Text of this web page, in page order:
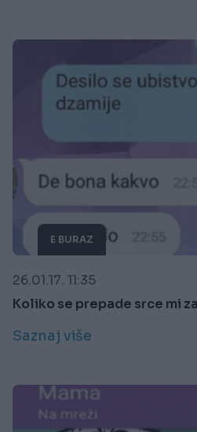
E BURAZ
26.01.17. 11:35
Koliko se prepade srce mi
Saznaj više